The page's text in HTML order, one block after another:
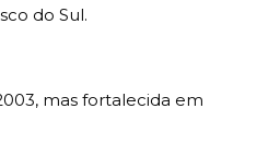
do Sul.
mas fortalecida em